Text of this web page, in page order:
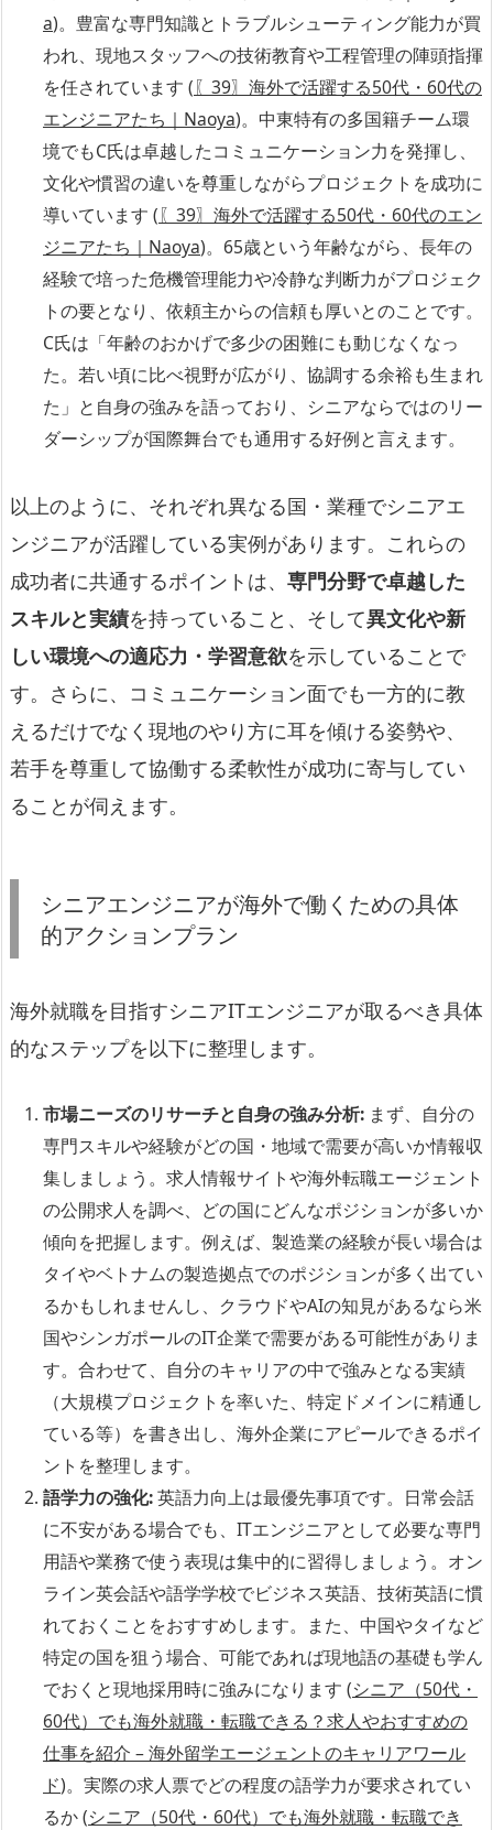
a)。豊富な専門知識とトラブルシューティング能力が買
われ、現地スタッフへの技術教育や工程管理の陣頭指揮
を任されています (〖39〗海外で活躍する50代・60代の
エンジニアたち｜Naoya)。中東特有の多国籍チーム環
境でもC氏は卓越したコミュニケーション力を発揮し、
文化や慣習の違いを尊重しながらプロジェクトを成功に
導いています (〖39〗海外で活躍する50代・60代のエン
ジニアたち｜Naoya)。65歳という年齢ながら、長年の
経験で培った危機管理能力や冷静な判断力がプロジェク
トの要となり、依頼主からの信頼も厚いとのことです。
C氏は「年齢のおかげで多少の困難にも動じなくなっ
た。若い頃に比べ視野が広がり、協調する余裕も生まれ
た」と自身の強みを語っており、シニアならではのリー
ダーシップが国際舞台でも通用する好例と言えます。
以上のように、それぞれ異なる国・業種でシニアエ
ンジニアが活躍している実例があります。これらの
成功者に共通するポイントは、 専門分野で卓越した
スキルと実績を持っていること、そして異文化や新
しい環境への適応力・学習意欲を示していることで
す。さらに、コミュニケーション面でも一方的に教
えるだけでなく現地のやり方に耳を傾ける姿勢や、
若手を尊重して協働する柔軟性が成功に寄与してい
ることが伺えます。
シニアエンジニアが海外で働くための具体
的アクションプラン
海外就職を目指すシニアITエンジニアが取るべき具体
的なステップを以下に整理します。
市場ニーズのリサーチと自身の強み分析: まず、自分の
専門スキルや経験がどの国・地域で需要が高いか情報収
集しましょう。求人情報サイトや海外転職エージェント
の公開求人を調べ、どの国にどんなポジションが多いか
傾向を把握します。例えば、製造業の経験が長い場合は
タイやベトナムの製造拠点でのポジションが多く出てい
るかもしれませんし、クラウドやAIの知見があるなら米
国やシンガポールのIT企業で需要がある可能性がありま
す。合わせて、自分のキャリアの中で強みとなる実績
（大規模プロジェクトを率いた、特定ドメインに精通し
ている等）を書き出し、海外企業にアピールできるポイ
ントを整理します。
語学力の強化:英語力向上は最優先事項です。日常会話
に不安がある場合でも、ITエンジニアとして必要な専門
用語や業務で使う表現は集中的に習得しましょう。オン
ライン英会話や語学学校でビジネス英語、技術英語に慣
れておくことをおすすめします。また、中国やタイなど
特定の国を狙う場合、可能であれば現地語の基礎も学ん
でおくと現地採用時に強みになります (シニア（50代・
60代）でも海外就職・転職できる？求人やおすすめの
仕事を紹介 – 海外留学エージェントのキャリアワール
ド)。実際の求人票でどの程度の語学力が要求されてい
るか (シニア（50代・60代）でも海外就職・転職でき